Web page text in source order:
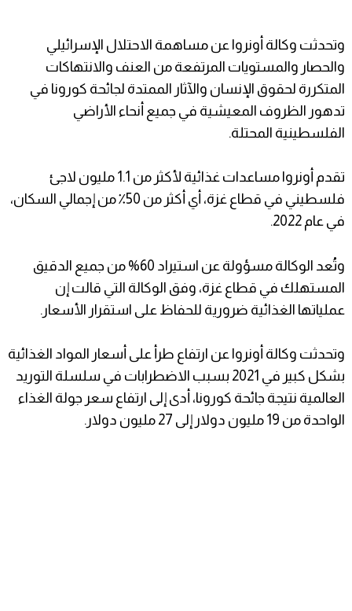
وتحدثت وكالة أونروا عن مساهمة الاحتلال الإسرائيلي
والحصار والمستويات المرتفعة من العنف والانتهاكات
المتكررة لحقوق الإنسان والآثار الممتدة لجائحة كورونا في
تدهور الظروف المعيشية في جميع أنحاء الأراضي
الفلسطينية المحتلة.
تقدم أونروا مساعدات غذائية لأكثر من 1.1 مليون لاجئ
فلسطيني في قطاع غزة، أي أكثر من 50٪ من إجمالي السكان،
في عام 2022.
وتُعد الوكالة مسؤولة عن استيراد 60% من جميع الدقيق
المستهلك في قطاع غزة، وفق الوكالة التي قالت إن
عملياتها الغذائية ضرورية للحفاظ على استقرار الأسعار.
وتحدثت وكالة أونروا عن ارتفاع طرأ على أسعار المواد الغذائية
بشكل كبير في 2021 بسبب الاضطرابات في سلسلة التوريد
العالمية نتيجة جائحة كورونا، أدى إلى ارتفاع سعر جولة الغذاء
الواحدة من 19 مليون دولار إلى 27 مليون دولار.